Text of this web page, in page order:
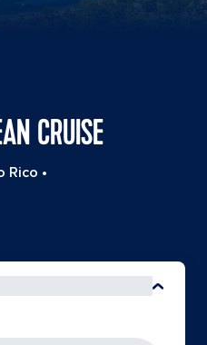
CRUISE
Rico •